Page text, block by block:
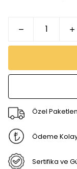
Özel
Ödeme
Sertifika ve